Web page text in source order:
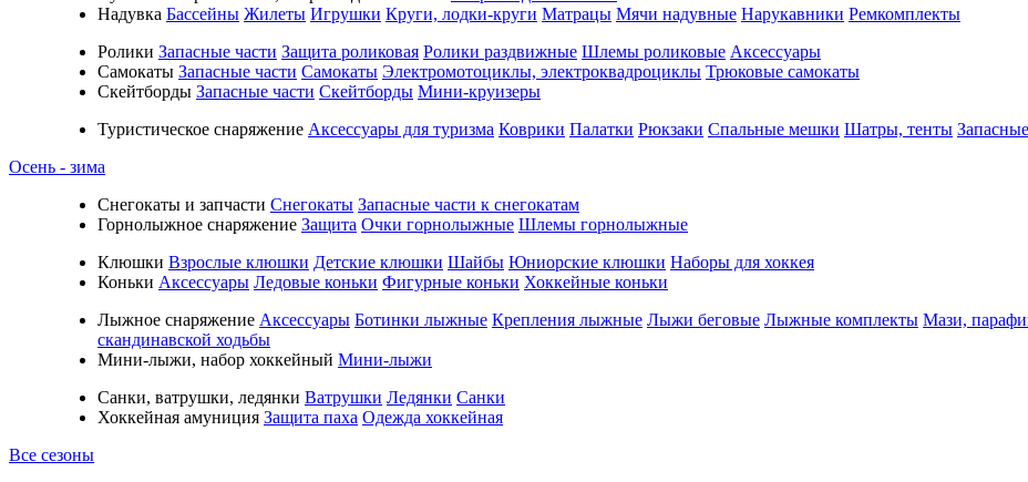
Надувка Бассейны Жилеты Игрушки Круги, лодки-круги Матрацы Мячи надувные Нарукавники Ремкомплекты
Ролики Запасные части Защита роликовая Ролики раздвижные Шлемы роликовые Аксессуары
Самокаты Запасные части Самокаты Электромотоциклы, электроквадроциклы Трюковые самокаты
Скейтборды Запасные части Скейтборды Мини-круизеры
Туристическое снаряжение Аксессуары для туризма Коврики Палатки Рюкзаки Спальные мешки Шатры, тенты
Осень - зима
Cнегокаты и запчасти Снегокаты Запасные части к снегокатам
Горнолыжное снаряжение Защита Очки горнолыжные Шлемы горнолыжные
Клюшки Взрослые клюшки Детские клюшки Шайбы Юниорские клюшки Наборы для хоккея
Коньки Аксессуары Ледовые коньки Фигурные коньки Хоккейные коньки
Лыжное снаряжение Аксессуары Ботинки лыжные Крепления лыжные Лыжи беговые Лыжные комплекты Мази,
скандинавской ходьбы
Мини-лыжи, набор хоккейный Мини-лыжи
Санки, ватрушки, ледянки Ватрушки Ледянки Санки
Хоккейная амуниция Защита паха Одежда хоккейная
Все сезоны